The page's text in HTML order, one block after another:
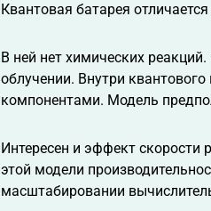
Квантовая батарея
В ней нет химических
облучении. Внутри
компонентами. Модель
Интересен и эффект скорости
этой модели
масштабировании